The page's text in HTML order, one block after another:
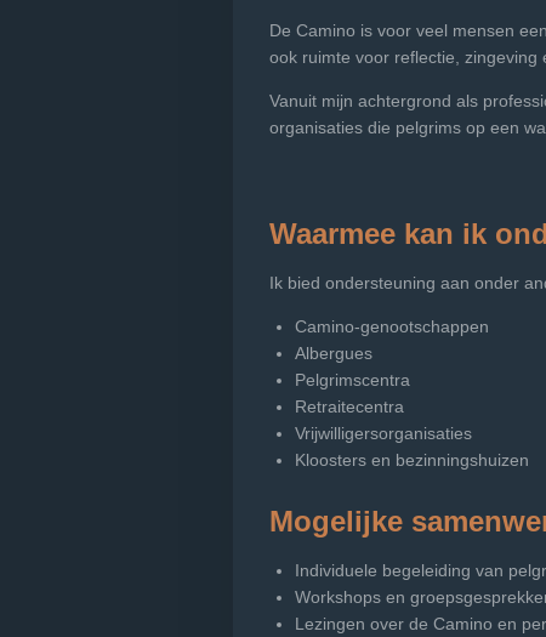
De Camino is voor veel mensen
ook ruimte voor reflectie, zingeving
Vanuit mijn achtergrond als
organisaties die pelgrims op een
Waarmee kan ik
Ik bied ondersteuning aan onder
Camino-genootschappen
Albergues
Pelgrimscentra
Retraitecentra
Vrijwilligersorganisaties
Kloosters en bezinningshuizen
Mogelijke
Individuele begeleiding van
Workshops en
Lezingen over de Camino en